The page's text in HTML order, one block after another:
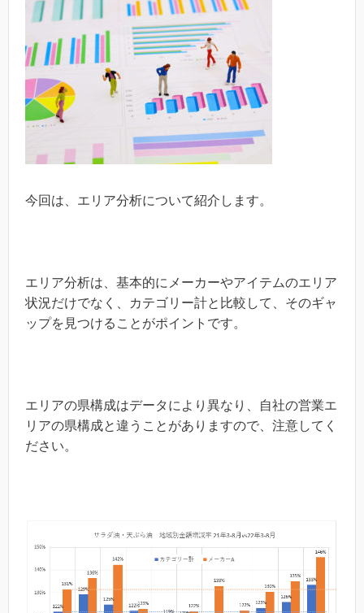
今回は、エリア分析について紹介します。
エリア分析は、基本的にメーカーやアイテムのエリア
状況だけでなく、カテゴリー計と比較して、そのギャ
ップを見つけることがポイントです。
エリアの県構成はデータにより異なり、自社の営業エ
リアの県構成と違うことがありますので、注意してく
ださい。